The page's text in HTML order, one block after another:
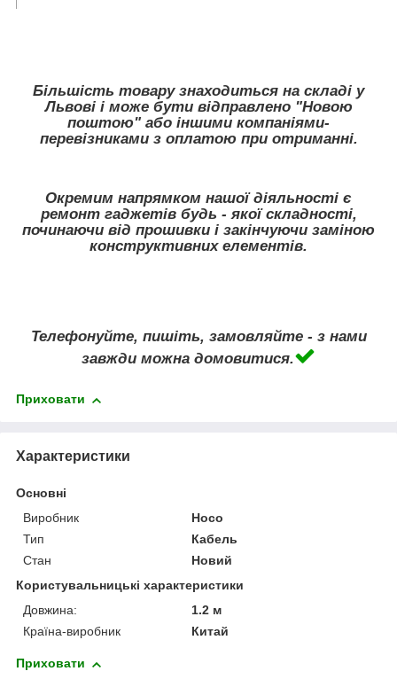
Більшість товару знаходиться на складі у
Львові і може бути відправлено "Новою
поштою" або іншими компаніями-
перевізниками з оплатою при отриманні.
Окремим напрямком нашої діяльності є
ремонт гаджетів будь - якої складності,
починаючи від прошивки і закінчуючи заміною
конструктивних елементів.
Телефонуйте, пишіть, замовляйте - з нами
завжди можна домовитися.
Приховати
Характеристики
Основні
Виробник
Hoco
Тип
Кабель
Стан
Новий
Користувальницькі характеристики
Довжина:
1.2 м
Країна-виробник
Китай
Приховати